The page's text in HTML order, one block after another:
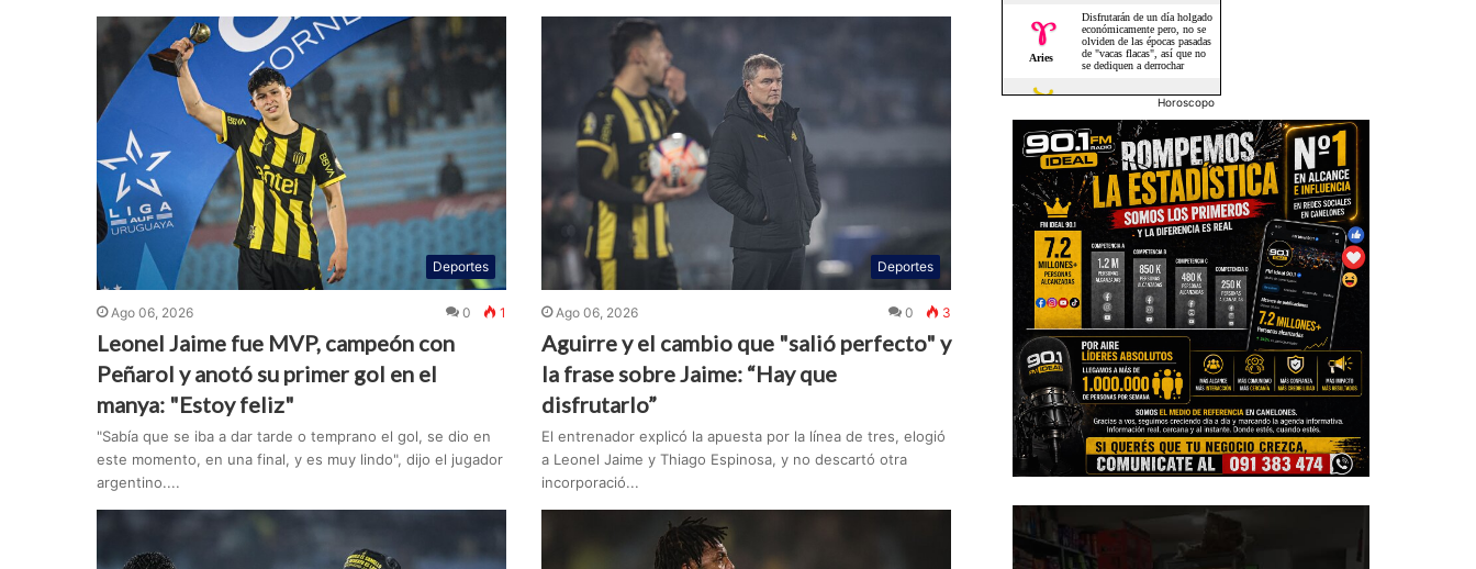
Deportes
Ago 06, 2026 0 1
Leonel Jaime fue MVP, campeón con
Peñarol y anotó su primer gol en el
manya: "Estoy feliz"
"Sabía que se iba a dar tarde o temprano el gol, se dio en
este momento, en una final, y es muy lindo", dijo el jugador
argentino....
Deportes
Ago 06, 2026 0 3
Aguirre y el cambio que "salió perfecto" y
la frase sobre Jaime: “Hay que
disfrutarlo”
El entrenador explicó la apuesta por la línea de tres, elogió
a Leonel Jaime y Thiago Espinosa, y no descartó otra
incorporació...
Horoscopo